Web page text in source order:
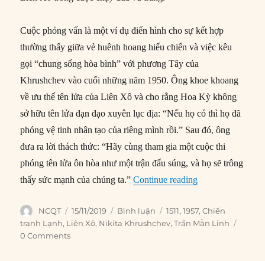
Cuộc phỏng vấn là một ví dụ điển hình cho sự kết hợp
thường thấy giữa vẻ huênh hoang hiếu chiến và việc kêu
gọi “chung sống hòa bình” với phương Tây của
Khrushchev vào cuối những năm 1950. Ông khoe khoang
về ưu thế tên lửa của Liên Xô và cho rằng Hoa Kỳ không
sở hữu tên lửa đạn đạo xuyên lục địa: “Nếu họ có thì họ đã
phóng vệ tinh nhân tạo của riêng mình rồi.” Sau đó, ông
đưa ra lời thách thức: “Hãy cùng tham gia một cuộc thi
phóng tên lửa ôn hòa như một trận đấu súng, và họ sẽ trông
thấy sức mạnh của chúng ta.” Continue reading“15/11/1957:
Author
NCQT
Posted
on
15/11/2019 Categories
Bình luận Tags
1511,1957,Chiến
tranh Lạnh, Liên Xô, Nikita Khrushchev,Trần Mẫn Linh
0 Comments